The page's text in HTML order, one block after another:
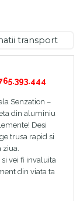
transport
Senzation –
din aluminiu
Desi
trusa rapid si
si vei fi invaluita
din viata ta